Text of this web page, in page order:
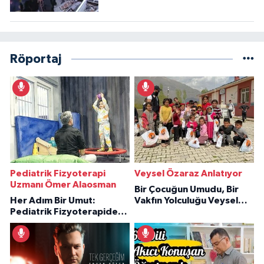
Röportaj
Pediatrik Fizyoterapi
Uzmanı Ömer Alaosman
Her Adım Bir Umut:
Pediatrik Fizyoterapiden
İlham Veren Hikâyeler
Veysel Özaraz Anlatıyor
Bir Çocuğun Umudu, Bir
Vakfın Yolculuğu Veysel